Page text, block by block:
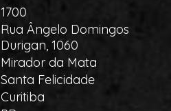
1700
Rua Ângelo Domingos
Durigan, 1060
Mirador da Mata
Santa Felicidade
Curitiba